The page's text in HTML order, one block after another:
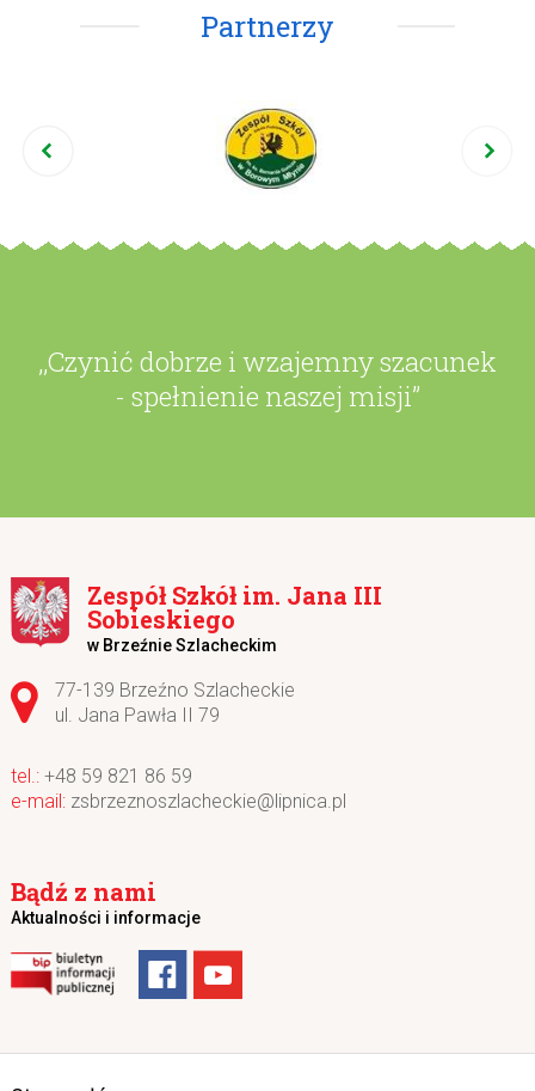
Partnerzy
,,Czynić dobrze i wzajemny szacunek
- spełnienie naszej misji”
Zespół Szkół im. Jana III
Sobieskiego
w Brzeźnie Szlacheckim
Adres pocztowy:
77-139 Brzeźno Szlacheckie
ul. Jana Pawła II 79
+48 59 821 86 59
zsbrzeznoszlacheckie@lipnica.pl
Bądź z nami
Aktualności i informacje